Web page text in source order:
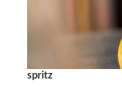
spritz